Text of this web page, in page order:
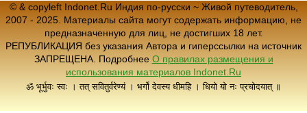
© & copyleft Indonet.Ru Индия по-русски ~ Живой путеводитель,
2007 - 2025. Материалы сайта могут содержать информацию, не
предназначенную для лиц, не достигших 18 лет.
РЕПУБЛИКАЦИЯ без указания Автора и гиперссылки на источник
ЗАПРЕЩЕНА. Подробнее О правилах размещения и
использования материалов Indonet.Ru
ॐ भूर्भुवः स्वः । तत् सवितुर्वरेण्यं । भर्गो देवस्य धीमहि । धियो यो नः प्रचोदयात् ॥